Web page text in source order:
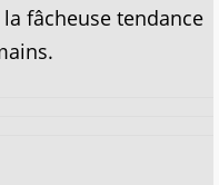
fâcheuse tendance